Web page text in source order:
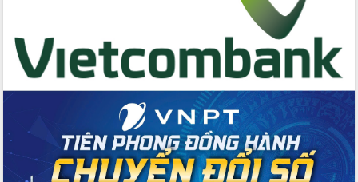
chức diễn tập trước ngày bầu cử
Chương trình “Gặp gỡ hữu nghị –
Friendship Meeting New Year 2026”
Bầu cử Quốc hội và HĐND: Cử tri Đắk
Lắk gửi gắm niềm tin, kỳ vọng vào lá
Đắk Lắk sẵn sàng các điều kiện cho
Ngày hội bầu cử đại biểu Quốc hội
khóa XVI và HĐND các cấp nhiệm kỳ